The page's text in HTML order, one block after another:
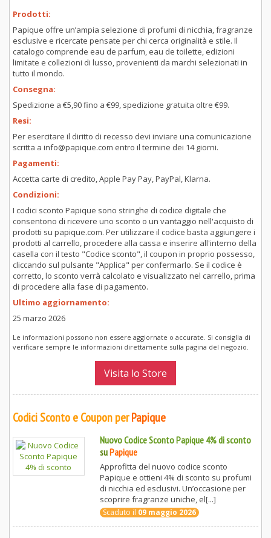
Prodotti:
Papique offre un’ampia selezione di profumi di nicchia, fragranze
esclusive e ricercate pensate per chi cerca originalità e stile. Il
catalogo comprende eau de parfum, eau de toilette, edizioni
limitate e collezioni di lusso, provenienti da marchi selezionati in
tutto il mondo.
Consegna:
Spedizione a €5,90 fino a €99, spedizione gratuita oltre €99.
Resi:
Per esercitare il diritto di recesso devi inviare una comunicazione
scritta a info@papique.com entro il termine dei 14 giorni.
Pagamenti:
Accetta carte di credito, Apple Pay Pay, PayPal, Klarna.
Condizioni:
I codici sconto Papique sono stringhe di codice digitale che
consentono di ricevere uno sconto o un vantaggio nell'acquisto di
prodotti su papique.com. Per utilizzare il codice basta aggiungere i
prodotti al carrello, procedere alla cassa e inserire all'interno della
casella con il testo "Codice sconto", il coupon in proprio possesso,
cliccando sul pulsante "Applica" per confermarlo. Se il codice è
corretto, lo sconto verrà calcolato e visualizzato nel carrello, prima
di procedere alla fase di pagamento.
Ultimo aggiornamento:
25 marzo 2026
Le informazioni possono non essere aggiornate o accurate. Si consiglia di
verificare sempre le informazioni direttamente sulla pagina del negozio.
Visita lo Store
Codici Sconto e Coupon perPapique
Nuovo Codice Sconto Papique 4% di sconto
suPapique
Approfitta del nuovo codice sconto
Papique e ottieni 4% di sconto su profumi
di nicchia ed esclusivi. Un’occasione per
scoprire fragranze uniche, el[...]
Scaduto il 09 maggio 2026